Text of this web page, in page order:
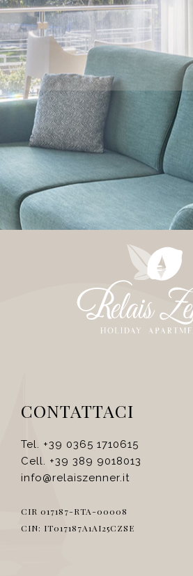
CONTATTACI
Tel. +39 0365 1710615
Cell. +39 389 9018013
info@relaiszenner.it
CIR 017187-RTA-00008
CIN: IT017187A1AI25CZSE